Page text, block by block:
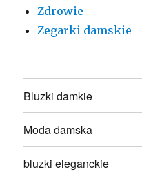
Zdrowie
Zegarki damskie
Bluzki damkie
Moda damska
bluzki eleganckie